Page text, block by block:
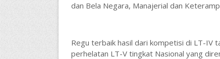
dan Bela Negara, Manajerial dan
Regu terbaik hasil dari kompetisi di LT-IV
perhelatan LT-V tingkat Nasional yang